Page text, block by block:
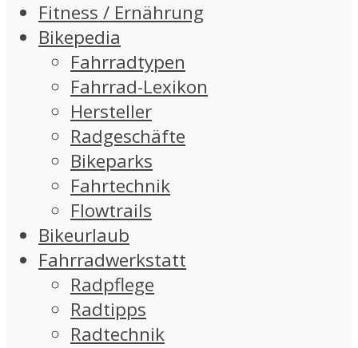
Fitness / Ernährung
Bikepedia
Fahrradtypen
Fahrrad-Lexikon
Hersteller
Radgeschäfte
Bikeparks
Fahrtechnik
Flowtrails
Bikeurlaub
Fahrradwerkstatt
Radpflege
Radtipps
Radtechnik